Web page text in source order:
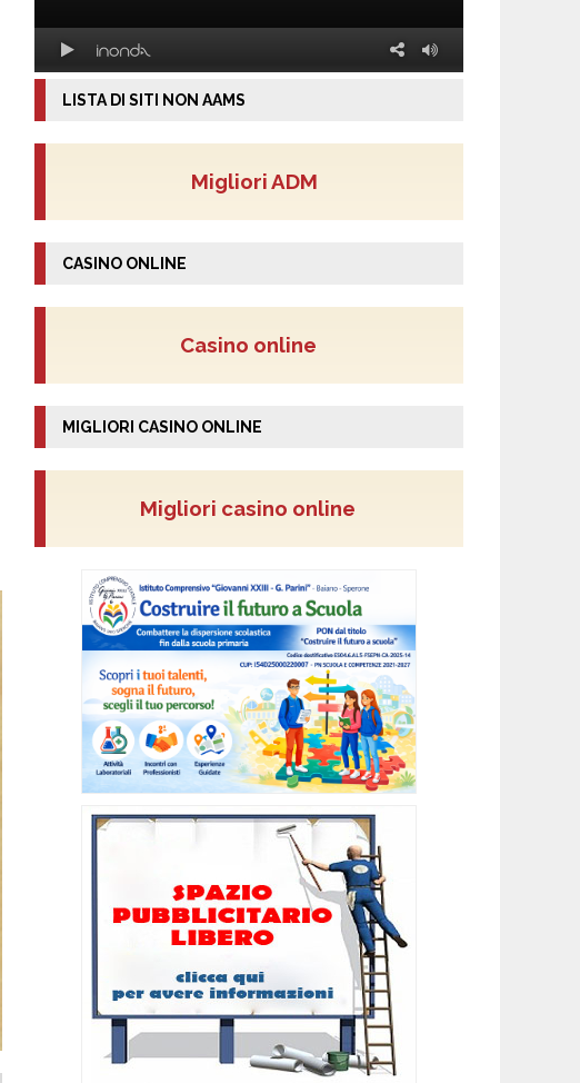
LISTA DI SITI NON AAMS
Migliori ADM
CASINO ONLINE
Casino online
MIGLIORI CASINO ONLINE
Migliori casino online